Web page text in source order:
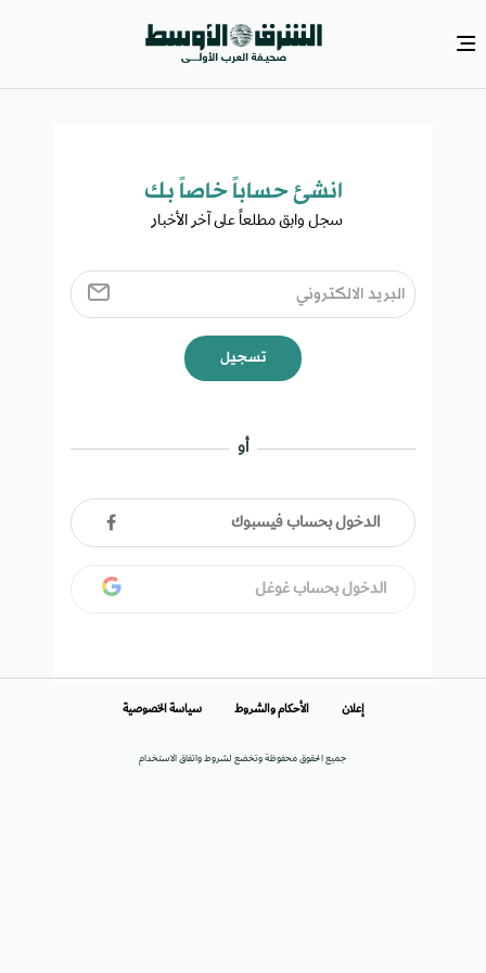
انشئ حساباً خاصاً بك​
سجل وابق مطلعاً على آخر الأخبار ​
تسجيل
أو
الدخول بحساب فيسبوك
الدخول بحساب غوغل
جميع الحقوق محفوظة وتخضع لشروط واتفاق الاستخدام
إعلان الأحكام والشروط سياسة الخصوصية